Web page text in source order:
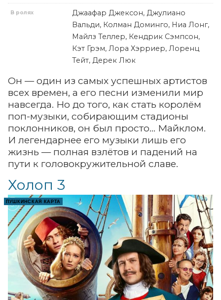
В ролях
Джаафар Джексон, Джулиано
Вальди, Колман Доминго, Ниа Лонг,
Майлз Теллер, Кендрик Сэмпсон,
Кэт Грэм, Лора Хэрриер, Лоренц
Тейт, Дерек Люк
Он — один из самых успешных артистов
всех времен, а его песни изменили мир
навсегда. Но до того, как стать королём
поп-музыки, собирающим стадионы
поклонников, он был просто... Майклом.
И легендарнее его музыки лишь его
жизнь — полная взлётов и падений на
пути к головокружительной славе.
Холоп 3
ПУШКИНСКАЯ КАРТА